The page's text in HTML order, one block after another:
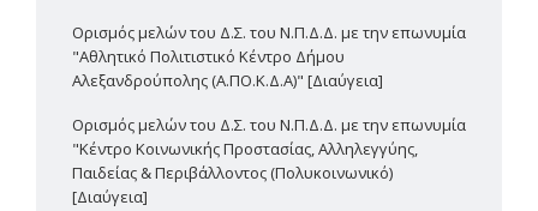
Ορισμός μελών του Δ.Σ. του Ν.Π.Δ.Δ. με την επωνυμία
"Αθλητικό Πολιτιστικό Κέντρο Δήμου
Αλεξανδρούπολης (Α.ΠΟ.Κ.Δ.Α)" [Διαύγεια]
Ορισμός μελών του Δ.Σ. του Ν.Π.Δ.Δ. με την επωνυμία
"Κέντρο Κοινωνικής Προστασίας, Αλληλεγγύης,
Παιδείας & Περιβάλλοντος (Πολυκοινωνικό)
[Διαύγεια]